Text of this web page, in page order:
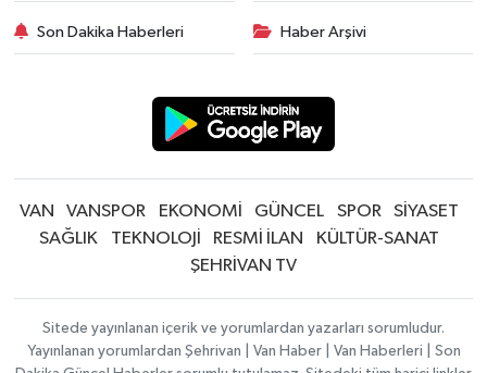
Son Dakika Haberleri Haber Arşivi
VAN VANSPOR EKONOMİ GÜNCEL SPOR
SİYASET
SAĞLIK
TEKNOLOJİ RESMİ İLAN
KÜLTÜR-SANAT
ŞEHRİVAN TV
Sitede yayınlanan içerik ve yorumlardan yazarları sorumludur.
Yayınlanan yorumlardan Şehrivan | Van Haber | Van Haberleri | Son